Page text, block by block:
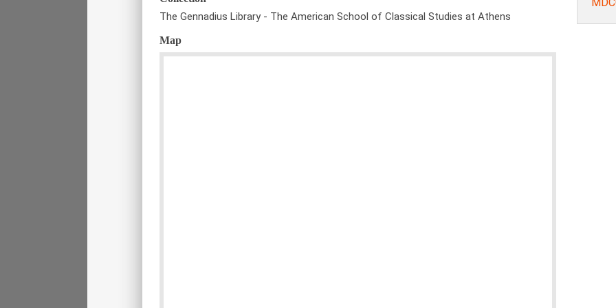
The Gennadius Library - The American School of Classical Studies at Athens
Map